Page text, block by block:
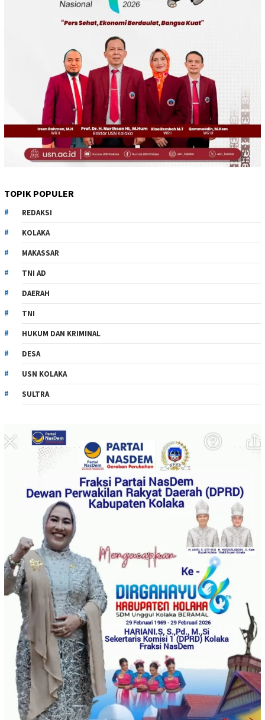
TOPIK POPULER
REDAKSI
KOLAKA
MAKASSAR
TNI AD
DAERAH
TNI
HUKUM DAN KRIMINAL
DESA
USN KOLAKA
SULTRA